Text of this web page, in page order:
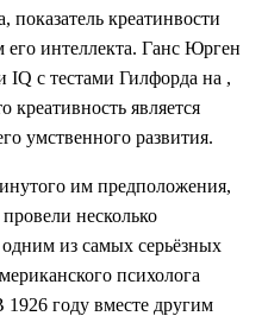
креатинвости
его интеллекта. Ганс Юрген
IQ с тестами Гилфорда на ,
является
умственного развития.
им предположения,
несколько
из самых серьёзных
психолога
году вместе другим